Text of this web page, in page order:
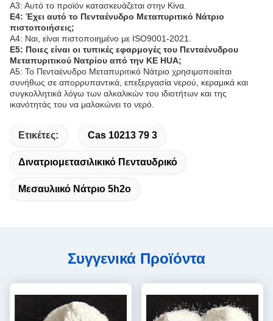
Α3: Αυτό το προϊόν κατασκευάζεται στην Κίνα.
Ε4: Έχει αυτό το Πενταένυδρο Μεταπυριτικό Νάτριο
πιστοποιήσεις;
Α4: Ναι, είναι πιστοποιημένο με ISO9001-2021.
Ε5: Ποιες είναι οι τυπικές εφαρμογές του Πενταένυδρου
Μεταπυριτικού Νατρίου από την KE HUA;
Α5: Το Πενταένυδρο Μεταπυριτικό Νάτριο χρησιμοποιείται
συνήθως σε απορρυπαντικά, επεξεργασία νερού, κεραμικά και
συγκολλητικά λόγω των αλκαλικών του ιδιοτήτων και της
ικανότητάς του να μαλακώνει το νερό.
Ετικέτες: Cas 10213 79 3
Δινατριομετασιλικικό Πενταυδρικό
Μεσαυλιικό Νάτριο 5h2o
Συγγενικά Προϊόντα